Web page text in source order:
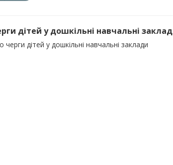
дітей у дошкільні навчальні
черги дітей у дошкільні навчальні заклади